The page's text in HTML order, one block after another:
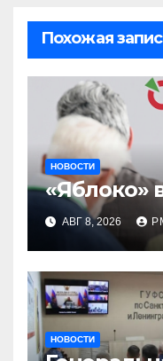
Похожая
НОВОСТИ
«Яблоко»
АВГ 8, 2026
НОВОСТИ